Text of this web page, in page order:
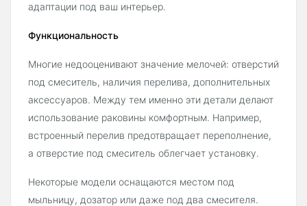
адаптации под ваш интерьер.
Функциональность
Многие недооценивают значение мелочей: отверстий
под смеситель, наличия перелива, дополнительных
аксессуаров. Между тем именно эти детали делают
использование раковины комфортным. Например,
встроенный перелив предотвращает переполнение,
а отверстие под смеситель облегчает установку.
Некоторые модели оснащаются местом под
мыльницу, дозатор или даже под два смесителя.